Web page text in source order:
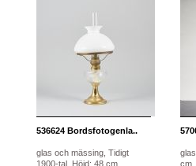
536624 Bordsfotogenla..
glas och mässing, Tidigt
1900-tal. Höjd: 48 cm
cm